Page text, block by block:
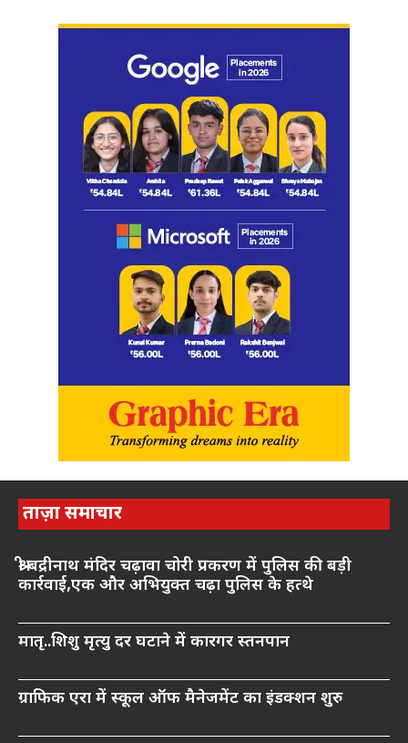
ताज़ा समाचार
श्री बद्रीनाथ मंदिर चढ़ावा चोरी प्रकरण में पुलिस की बड़ी
कार्रवाई,एक और अभियुक्त चढ़ा पुलिस के हत्थे
मातृ..शिशु मृत्यु दर घटाने में कारगर स्तनपान
ग्राफिक एरा में स्कूल ऑफ मैनेजमेंट का इंडक्शन शुरु